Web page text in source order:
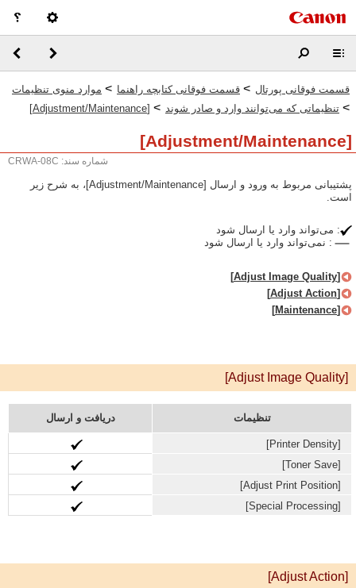
قسمت فوقانی پورتال > قسمت فوقانی کتابچه راهنما > موارد منوی تنظیمات
> تنظیماتی که می‌توانند وارد و صادر شوند >
[Adjustment/Maintenance]
[Adjustment/Maintenance]
شماره سند: CRWA-08C
پشتیبانی مربوط به ورود و ارسال [Adjustment/Maintenance]، به شرح زیر
است.
: می‌تواند وارد یا ارسال شود
: نمی‌تواند وارد یا ارسال شود
[Adjust Image Quality]
[Adjust Action]
[Maintenance]
[Adjust Image Quality]
تنظیمات دریافت و ارسال
[Printer Density‎]
[Toner Save‎]
[Adjust Print Position‎]
[Special Processing‎]
[Adjust Action]